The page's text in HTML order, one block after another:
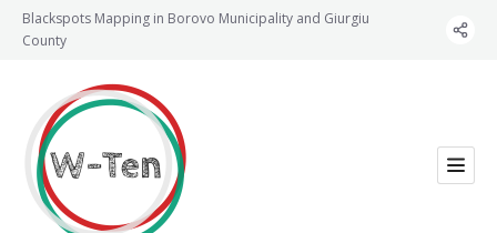
Blackspots Mapping in Borovo Municipality and Giurgiu
County